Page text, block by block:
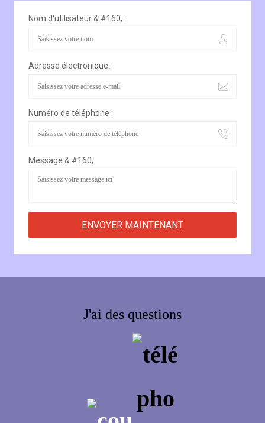
Nom d'utilisateur & #160;:
Adresse électronique:
Numéro de téléphone :
Message & #160;:
J'ai des questions